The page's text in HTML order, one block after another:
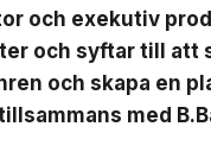
och exekutiv
och syftar till att
och skapa en
med